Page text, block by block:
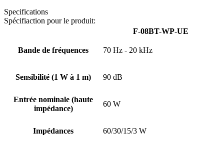
Specifications
Spécifiaction pour le produit:
F-08BT-WP-UE
Bande de fréquences 70 Hz - 20 kHz
Sensibilité (1 W à 1 m) 90 dB
Entrée nominale (haute
impédance)
60 W
Impédances 60/30/15/3 W